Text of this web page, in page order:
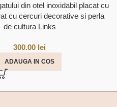
din otel inoxidabil placat cu
cu cercuri decorative si perla
de cultura Links
300.00 lei
ADAUGA IN COS